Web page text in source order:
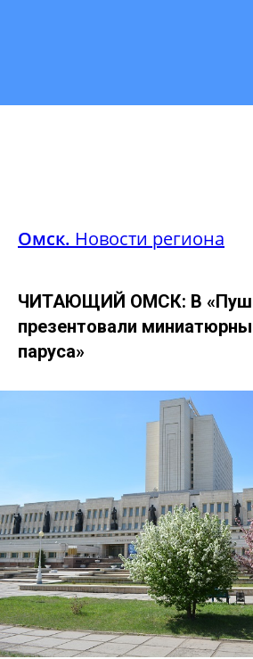
Омск. Новости региона
ЧИТАЮЩИЙ ОМСК: В
презентовали
паруса»